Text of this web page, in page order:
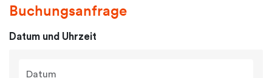
Buchungsanfrage
Datum und Uhrzeit
Datum